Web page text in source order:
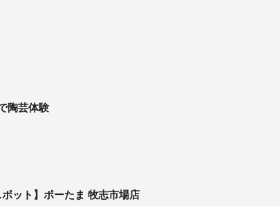
陶芸体験
ット】ポーたま 牧志市場店